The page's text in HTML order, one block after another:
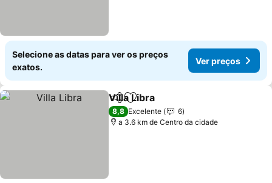
Selecione as datas para ver os preços
exatos.
Ver preços
PartilharAdicionar aos favoritos
Villa Libra
8,8 Excelente
6
a 3.6 km de Centro da cidade